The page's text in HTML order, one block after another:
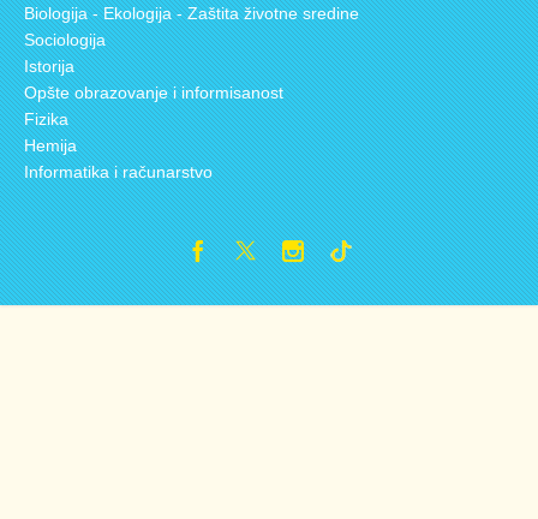
Biologija - Ekologija - Zaštita životne sredine
Sociologija
Istorija
Opšte obrazovanje i informisanost
Fizika
Hemija
Informatika i računarstvo